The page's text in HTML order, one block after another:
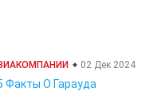
02 Дек 2024
Факты О Гарауда